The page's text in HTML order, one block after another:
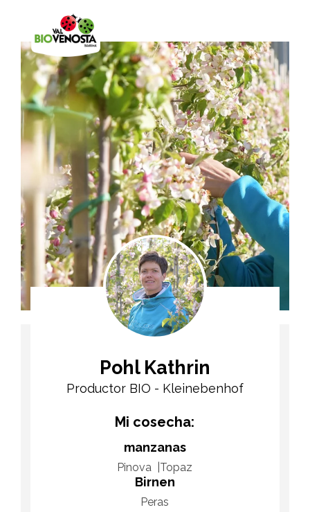
Pohl Kathrin
Productor BIO - Kleinebenhof
Mi cosecha:
manzanas
Pinova Topaz
Birnen
Peras